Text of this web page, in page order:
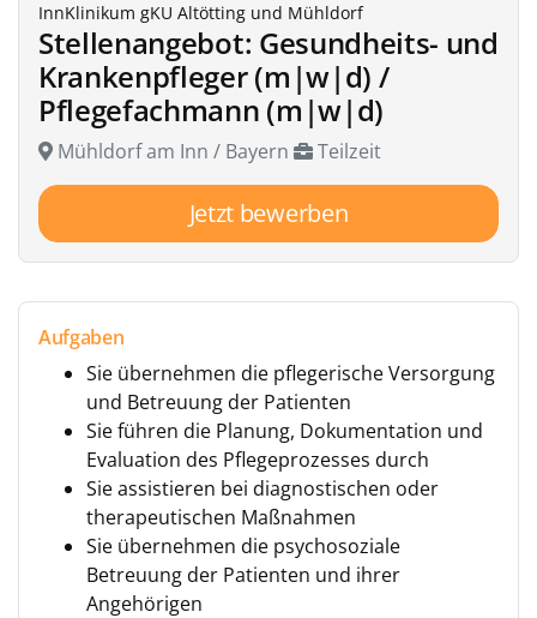
InnKlinikum gKU Altötting und Mühldorf
Stellenangebot: Gesundheits- und
Krankenpfleger (m|w|d) /
Pflegefachmann (m|w|d)
Mühldorf am Inn / Bayern Teilzeit
Jetzt bewerben
Aufgaben
Sie übernehmen die pflegerische Versorgung
und Betreuung der Patienten
Sie führen die Planung, Dokumentation und
Evaluation des Pflegeprozesses durch
Sie assistieren bei diagnostischen oder
therapeutischen Maßnahmen
Sie übernehmen die psychosoziale
Betreuung der Patienten und ihrer
Angehörigen